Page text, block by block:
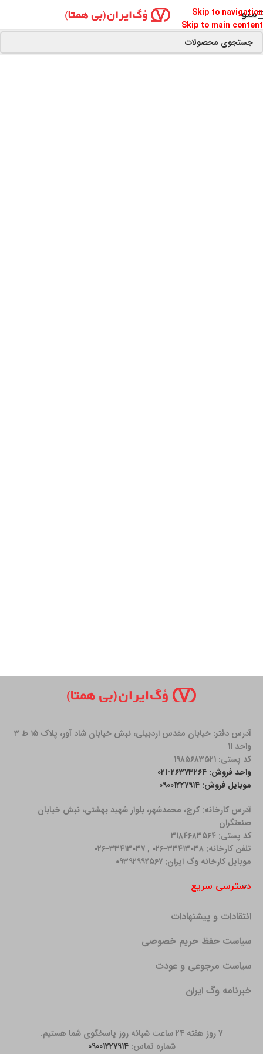
Skip to navigation
Skip to main content
منو
آدرس دفتر: خیابان مقدس اردبیلی، نبش خیابان شاد آور، پلاک ۱۵ ط ۳
واحد ۱۱
کد پستی: ۱۹۸۵۶۸۳۵۲۱
واحد فروش: ۲۶۳۷۳۲۶۴-۰۲۱
موبایل فروش: ۰۹۰۰۱۲۲۷۹۱۴
آدرس کارخانه: كرج، محمدشهر، بلوار شهید بهشتی، نبش خیابان
صنعتگران
کد پستی: ۳۱۸۴۶۸۳۵۶۴
تلفن کارخانه: ۳۳۴۱۳۰۳۸-۰۲۶ , ۳۳۴۱۳۰۳۷-۰۲۶
موبایل کارخانه وگ ایران: ۰۹۳۹۲۹۹۲۵۶۷
دسترسی سریع
انتقادات و پیشنهادات
سیاست حفظ حریم خصوصی
سیاست مرجوعی و عودت
خبرنامه وگ ایران
۷ روز هفته ۲۴ ساعت شبانه روز پاسخگوی شما هستیم.
شماره تماس:۰۹۰۰۱۲۲۷۹۱۴